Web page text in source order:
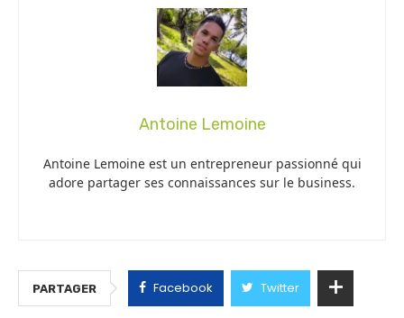
Antoine Lemoine
Antoine Lemoine est un entrepreneur passionné qui
adore partager ses connaissances sur le business.
PARTAGER Facebook Twitter